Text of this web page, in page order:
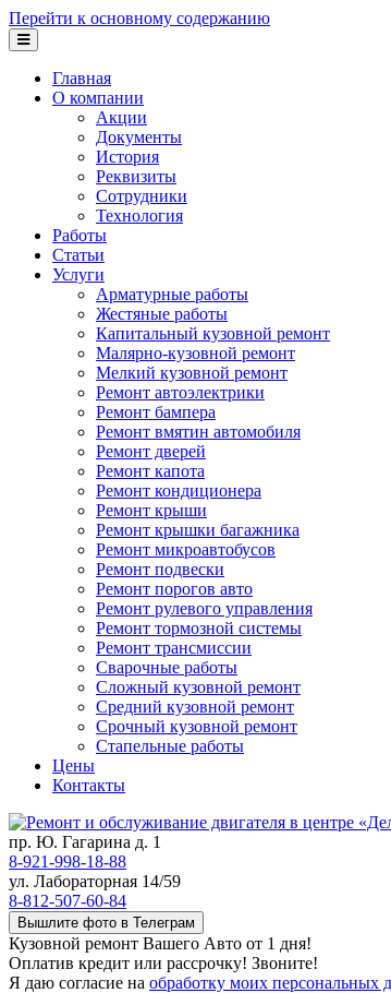
Перейти к основному содержанию
Главная
О компании
Акции
Документы
История
Реквизиты
Сотрудники
Технология
Работы
Статьи
Услуги
Арматурные работы
Жестяные работы
Капитальный кузовной ремонт
Малярно-кузовной ремонт
Мелкий кузовной ремонт
Ремонт автоэлектрики
Ремонт бампера
Ремонт вмятин автомобиля
Ремонт дверей
Ремонт капота
Ремонт кондиционера
Ремонт крыши
Ремонт крышки багажника
Ремонт микроавтобусов
Ремонт подвески
Ремонт порогов авто
Ремонт рулевого управления
Ремонт тормозной системы
Ремонт трансмиссии
Сварочные работы
Сложный кузовной ремонт
Средний кузовной ремонт
Срочный кузовной ремонт
Стапельные работы
Цены
Контакты
пр. Ю. Гагарина д. 1
8-921-998-18-88
ул. Лабораторная 14/59
8-812-507-60-84
Вышлите фото в Телеграм
Кузовной ремонт Вашего Авто от 1 дня!
Оплатив кредит или рассрочку! Звоните!
Я даю согласие на обработку моих персональных